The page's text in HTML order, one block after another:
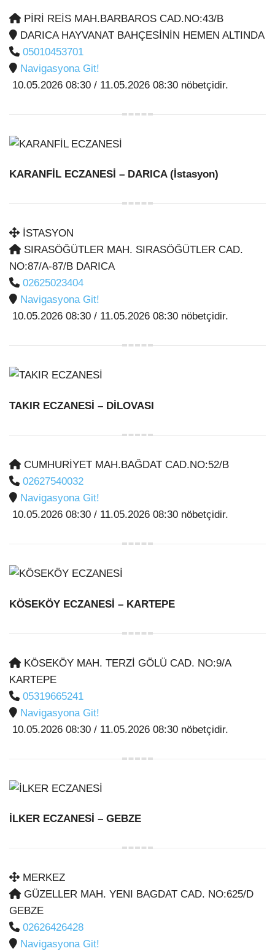
PİRİ REİS MAH.BARBAROS CAD.NO:43/B
DARICA HAYVANAT BAHÇESİNİN HEMEN ALTINDA
05010453701
Navigasyona Git!
10.05.2026 08:30 / 11.05.2026 08:30 nöbetçidir.
KARANFİL ECZANESİ – DARICA (İstasyon)
İSTASYON
SIRASÖĞÜTLER MAH. SIRASÖĞÜTLER CAD.
NO:87/A-87/B DARICA
02625023404
Navigasyona Git!
10.05.2026 08:30 / 11.05.2026 08:30 nöbetçidir.
TAKIR ECZANESİ – DİLOVASI
CUMHURİYET MAH.BAĞDAT CAD.NO:52/B
02627540032
Navigasyona Git!
10.05.2026 08:30 / 11.05.2026 08:30 nöbetçidir.
KÖSEKÖY ECZANESİ – KARTEPE
KÖSEKÖY MAH. TERZİ GÖLÜ CAD. NO:9/A
KARTEPE
05319665241
Navigasyona Git!
10.05.2026 08:30 / 11.05.2026 08:30 nöbetçidir.
İLKER ECZANESİ – GEBZE
MERKEZ
GÜZELLER MAH. YENI BAGDAT CAD. NO:625/D
GEBZE
02626426428
Navigasyona Git!